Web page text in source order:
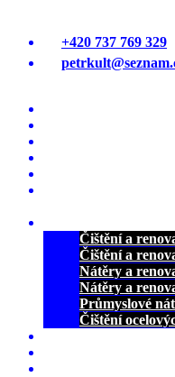
+420 737 769 329
Čištění a
Čištění a
Nátěry a
Nátěry a
Průmyslové
Čištění